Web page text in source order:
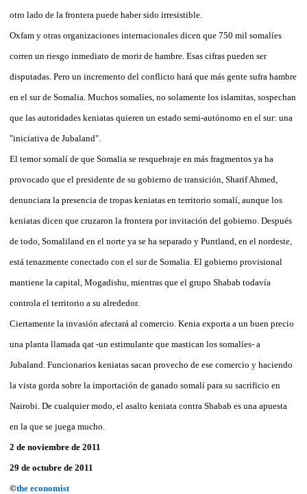
otro lado de la frontera puede haber sido irresistible.
Oxfam y otras organizaciones internacionales dicen que 750 mil somalíes
corren un riesgo inmediato de morir de hambre. Esas cifras pueden ser
disputadas. Pero un incremento del conflicto hará que más gente sufra hambre
en el sur de Somalia. Muchos somalíes, no solamente los islamitas, sospechan
que las autoridades keniatas quieren un estado semi-autónomo en el sur: una
"iniciativa de Jubaland".
El temor somalí de que Somalia se resquebraje en más fragmentos ya ha
provocado que el presidente de su gobierno de transición, Sharif Ahmed,
denunciara la presencia de tropas keniatas en territorio somalí, aunque los
keniatas dicen que cruzaron la frontera por invitación del gobierno. Después
de todo, Somaliland en el norte ya se ha separado y Puntland, en el nordeste,
está tenazmente conectado con el sur de Somalia. El gobierno provisional
mantiene la capital, Mogadishu, mientras que el grupo Shabab todavía
controla el territorio a su alrededor.
Ciertamente la invasión afectará al comercio. Kenia exporta a un buen precio
una planta llamada qat -un estimulante que mastican los somalíes- a
Jubaland. Funcionarios keniatas sacan provecho de ese comercio y haciendo
la vista gorda sobre la importación de ganado somalí para su sacrificio en
Nairobi. De cualquier modo, el asalto keniata contra Shabab es una apuesta
en la que se juega mucho.
2 de noviembre de 2011
29 de octubre de 2011
©the economist